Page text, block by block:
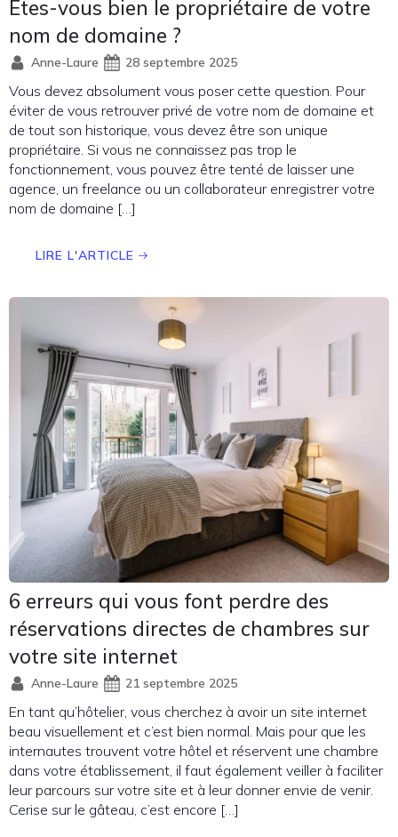
Etes-vous bien le propriétaire de votre
nom de domaine ?
Anne-Laure 28 septembre 2025
Vous devez absolument vous poser cette question. Pour
éviter de vous retrouver privé de votre nom de domaine et
de tout son historique, vous devez être son unique
propriétaire. Si vous ne connaissez pas trop le
fonctionnement, vous pouvez être tenté de laisser une
agence, un freelance ou un collaborateur enregistrer votre
nom de domaine […]
LIRE L'ARTICLE
6 erreurs qui vous font perdre des
réservations directes de chambres sur
votre site internet
Anne-Laure 21 septembre 2025
En tant qu’hôtelier, vous cherchez à avoir un site internet
beau visuellement et c’est bien normal. Mais pour que les
internautes trouvent votre hôtel et réservent une chambre
dans votre établissement, il faut également veiller à faciliter
leur parcours sur votre site et à leur donner envie de venir.
Cerise sur le gâteau, c’est encore […]